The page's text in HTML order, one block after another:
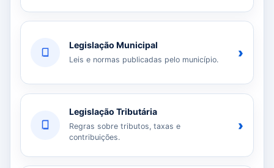
Legislação Municipal
Leis e normas publicadas pelo município. ›
Legislação Tributária
Regras sobre tributos, taxas e
contribuições.
›